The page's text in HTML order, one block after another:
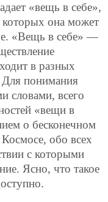
«вещь в себе»,
которых она может
«Вещь в себе» —
в разных
понимания
словами, всего
«вещи в
о бесконечном
обо всех
с которыми
Ясно, что такое